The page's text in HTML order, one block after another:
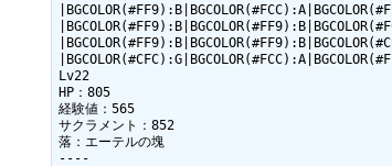
Lv22
HP：805
経験値：565
サクラメント：852
落：エーテルの塊
----